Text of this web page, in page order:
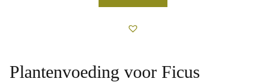
Plantenvoeding voor Ficus